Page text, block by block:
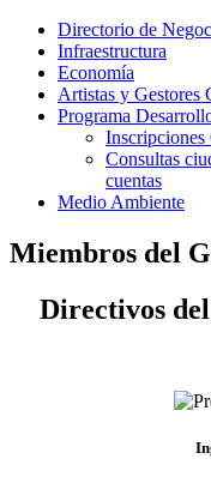
Directorio de
Infraestructura
Economía
Artistas y Gestores
Programa
Consultas
cuentas
Medio Ambiente
Miembros del
Directivos